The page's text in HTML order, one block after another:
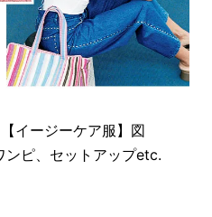
イージーケア服】図
ンピ、セットアップetc.